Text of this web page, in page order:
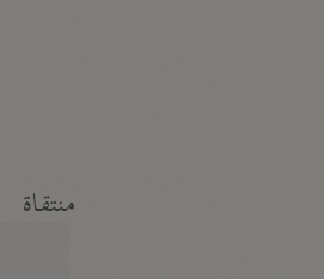
منتقاة